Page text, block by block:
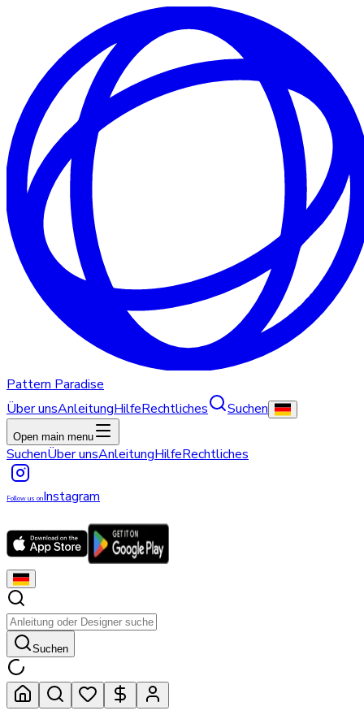
Pattern Paradise
Über unsAnleitungHilfeRechtliches Suchen
Open main menu
SuchenÜber unsAnleitungHilfeRechtliches
Follow us onInstagram
Suchen